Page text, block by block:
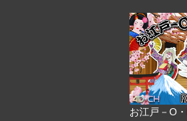
お江戸－O